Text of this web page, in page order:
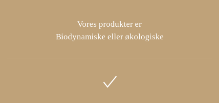
Vores produkter er
Biodynamiske eller økologiske